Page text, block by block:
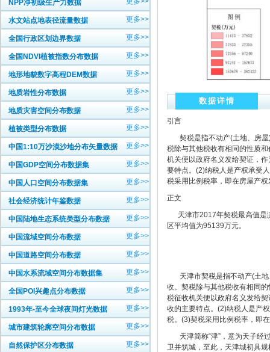
NPP净初级生产力数据
水文站点地表径流量数据 更多>>
全国行政区划边界数据 更多>>
全国NDVI植被指数分布数据 更多>>
地形地貌数字高程DEM数据 更多>>
地质岩性分布数据 更多>>
地质灾害空间分布数据 更多>>
植被类型分布数据 更多>>
中国1:10万沙漠沙地分布矢量数据 更多>>
中国GDP空间分布数据集 更多>>
中国人口空间分布数据集 更多>>
社会经济统计年鉴数据 更多>>
中国陆地生态系统类型分布数据 更多>>
中国流域空间分布数据 更多>>
中国道路空间分布数据 更多>>
中国水系流域空间分布数据集 更多>>
全国POI兴趣点分布数据 更多>>
1993年-至今全球夜间灯光数据 更多>>
城市建筑轮廓空间分布数据 更多>>
自然保护区分布数据 更多>>
数据详情
引言
契税是指不动产(土地、房屋)
税除与其他税收有相同的性质
机关便以政府名义发给契证，
要特点。(2)纳税人是产权承受
税采用比例税率，即在房屋产
正文
天津市2017年契税最高值是
区平均值为95139万元。
天津市契税是指不动产(土地
收。契税除与其他税收有相同
税征收机关便以政府名义发给
收的主要特点。(2)纳税人是产
税。(3)契税采用比例税率，即
天津简称“津”，意为天子经
卫并筑城，至此，天津城初具